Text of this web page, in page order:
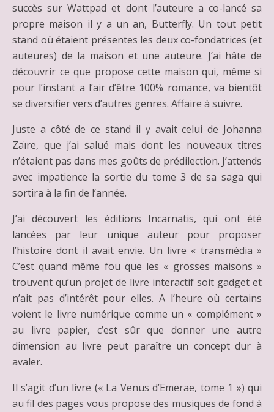
succès sur Wattpad et dont l’auteure a co-lancé sa
propre maison il y a un an, Butterfly. Un tout petit
stand où étaient présentes les deux co-fondatrices (et
auteures) de la maison et une auteure. J’ai hâte de
découvrir ce que propose cette maison qui, même si
pour l’instant a l’air d’être 100% romance, va bientôt
se diversifier vers d’autres genres. Affaire à suivre.
Juste a côté de ce stand il y avait celui de Johanna
Zaïre, que j’ai salué mais dont les nouveaux titres
n’étaient pas dans mes goûts de prédilection. J’attends
avec impatience la sortie du tome 3 de sa saga qui
sortira à la fin de l’année.
J’ai découvert les éditions Incarnatis, qui ont été
lancées par leur unique auteur pour proposer
l’histoire dont il avait envie. Un livre « transmédia »
C’est quand même fou que les « grosses maisons »
trouvent qu’un projet de livre interactif soit gadget et
n’ait pas d’intérêt pour elles. A l’heure où certains
voient le livre numérique comme un « complément »
au livre papier, c’est sûr que donner une autre
dimension au livre peut paraître un concept dur à
avaler.
Il s’agit d’un livre (« La Venus d’Emerae, tome 1 ») qui
au fil des pages vous propose des musiques de fond à